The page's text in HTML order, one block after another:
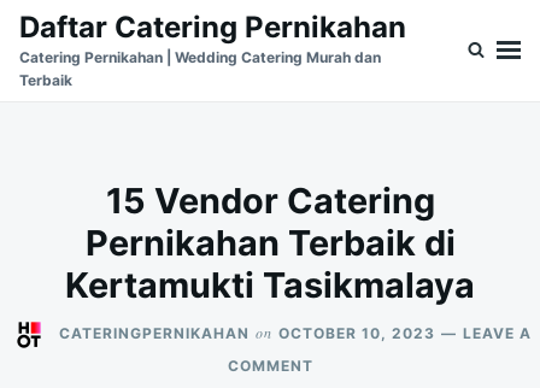
Skip
content
Search
for:
Daftar Catering Pernikahan
Catering Pernikahan | Wedding Catering Murah dan
Terbaik
15 Vendor Catering
Pernikahan Terbaik di
Kertamukti Tasikmalaya
CATERINGPERNIKAHAN on OCTOBER 10, 2023
LEAVE A
COMMENTON